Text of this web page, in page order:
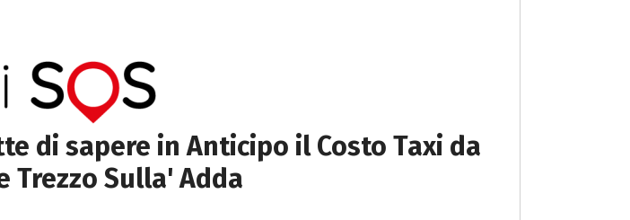
di sapere in Anticipo il Costo Taxi da
Trezzo Sulla' Adda